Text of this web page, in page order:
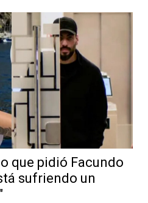
que pidió Facundo
sufriendo un